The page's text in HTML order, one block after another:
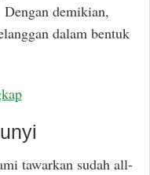
demikian,
dalam bentuk
tawarkan sudah all-